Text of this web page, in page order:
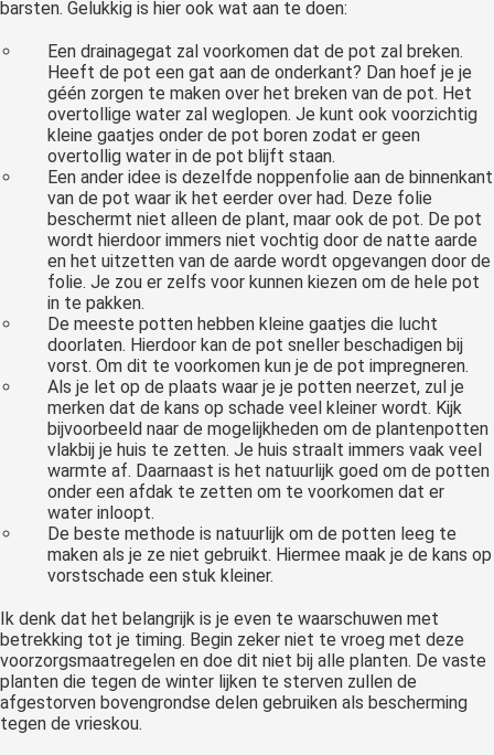
barsten. Gelukkig is hier ook wat aan te doen:
Een drainagegat zal voorkomen dat de pot zal breken.
Heeft de pot een gat aan de onderkant? Dan hoef je je
géén zorgen te maken over het breken van de pot. Het
overtollige water zal weglopen. Je kunt ook voorzichtig
kleine gaatjes onder de pot boren zodat er geen
overtollig water in de pot blijft staan.
Een ander idee is dezelfde noppenfolie aan de binnenkant
van de pot waar ik het eerder over had. Deze folie
beschermt niet alleen de plant, maar ook de pot. De pot
wordt hierdoor immers niet vochtig door de natte aarde
en het uitzetten van de aarde wordt opgevangen door de
folie. Je zou er zelfs voor kunnen kiezen om de hele pot
in te pakken.
De meeste potten hebben kleine gaatjes die lucht
doorlaten. Hierdoor kan de pot sneller beschadigen bij
vorst. Om dit te voorkomen kun je de pot impregneren.
Als je let op de plaats waar je je potten neerzet, zul je
merken dat de kans op schade veel kleiner wordt. Kijk
bijvoorbeeld naar de mogelijkheden om de plantenpotten
vlakbij je huis te zetten. Je huis straalt immers vaak veel
warmte af. Daarnaast is het natuurlijk goed om de potten
onder een afdak te zetten om te voorkomen dat er
water inloopt.
De beste methode is natuurlijk om de potten leeg te
maken als je ze niet gebruikt. Hiermee maak je de kans op
vorstschade een stuk kleiner.
Ik denk dat het belangrijk is je even te waarschuwen met
betrekking tot je timing. Begin zeker niet te vroeg met deze
voorzorgsmaatregelen en doe dit niet bij alle planten. De vaste
planten die tegen de winter lijken te sterven zullen de
afgestorven bovengrondse delen gebruiken als bescherming
tegen de vrieskou.